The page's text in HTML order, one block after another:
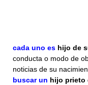
cada uno es hijo de
conducta o modo de
noticias de su
buscar un hijo prieto